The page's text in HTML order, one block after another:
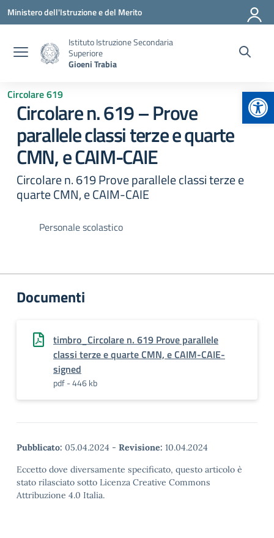
Vai ai contenuti
Vai al menu di navigazione
Vai al footer
Ministero dell'Istruzione e del Merito
Istituto Istruzione Secondaria
Superiore
Gioeni Trabia
Circolare 619
Circolare n. 619 – Prove
parallele classi terze e quarte
CMN, e CAIM-CAIE
Circolare n. 619 Prove parallele classi terze e
quarte CMN, e CAIM-CAIE
Personale scolastico
Documenti
timbro_Circolare n. 619 Prove parallele
classi terze e quarte CMN, e CAIM-CAIE-
signed
pdf - 446 kb
Pubblicato: 05.04.2024 - Revisione: 10.04.2024
Eccetto dove diversamente specificato, questo articolo è
stato rilasciato sotto Licenza Creative Commons
Attribuzione 4.0 Italia.